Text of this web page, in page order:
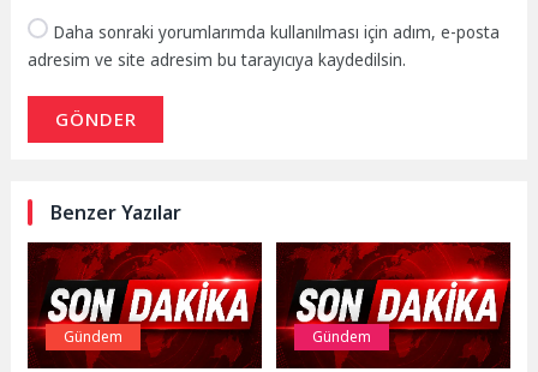
Daha sonraki yorumlarımda kullanılması için adım, e-posta
adresim ve site adresim bu tarayıcıya kaydedilsin.
GÖNDER
Benzer Yazılar
Gündem Gündem